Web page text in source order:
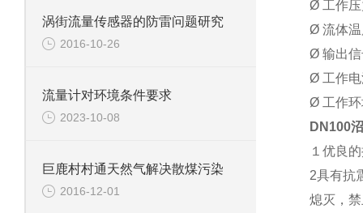
涡街流量传感器的防雷问题研究
2016-10-26
流量计对环境条件要求
2023-10-08
巨鹿村村通天然气解决散煤污染
2016-12-01
Ø 工作压
Ø 流体
Ø 输出信
Ø 工作
Ø 工作
DN100
１优良
2具有抗
熄灭，